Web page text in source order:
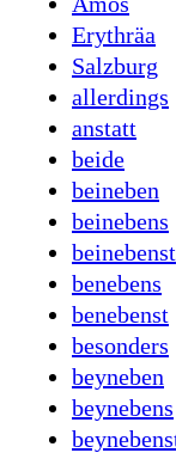
Erythräa
Salzburg
allerdings
anstatt
beide
beineben
beinebens
beinebenst
benebens
benebenst
besonders
beyneben
beynebens